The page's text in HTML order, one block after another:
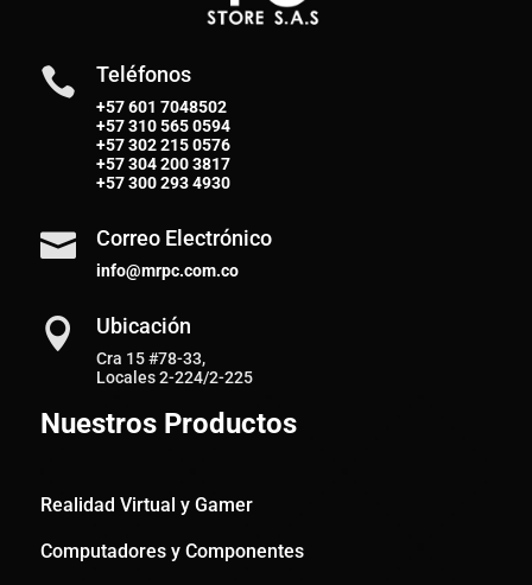
 Teléfonos
+57 601 7048502
+57310 565 0594
+57302 215 0576
+57304 200 3817
+57300 293 4930
 Correo Electrónico
info@mrpc.com.co
 Ubicación
Cra 15 #78-33,
Locales 2-224/2-225
Nuestros Productos
Realidad Virtual y Gamer
Computadores y Componentes